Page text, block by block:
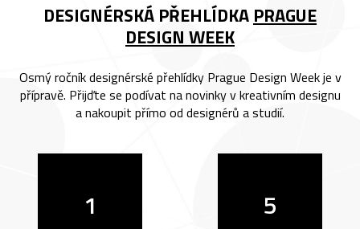
DESIGNÉRSKÁ PŘEHLÍDKA PRAGUE
DESIGN WEEK
Osmý ročník designérské přehlídky Prague Design Week je v
přípravě. Přijďte se podívat na novinky v kreativním designu
a nakoupit přímo od designérů a studií.
1 5